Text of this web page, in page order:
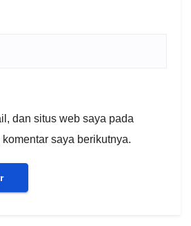
dan situs web saya pada
saya berikutnya.